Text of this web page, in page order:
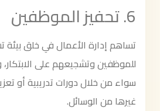
6. تحفيز الموظفين
تساهم إدارة الأعمال في خلق بيئة
للموظفين وتشجيعهم على الابتكار،
سواء من خلال دورات تدريبية أو
غيرها من الوسائل.